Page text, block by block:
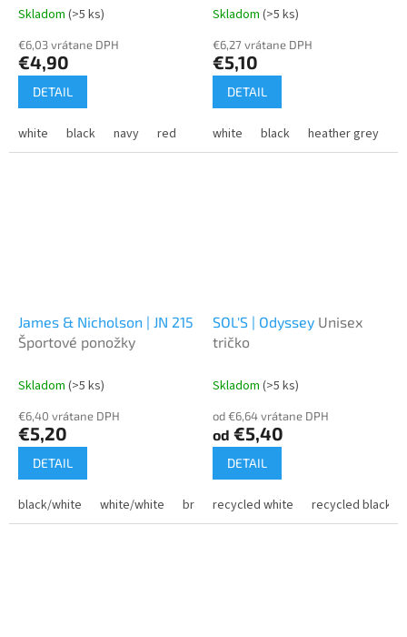
Skladom (>5 ks)
€6,03 vrátane DPH
€4,90
DETAIL
white black navy red green royal yellow orange
Skladom (>5 ks)
€6,27 vrátane DPH
€5,10
DETAIL
white black heather grey
James & Nicholson | JN 215
Športové ponožky
Skladom (>5 ks)
€6,40 vrátane DPH
€5,20
DETAIL
black/white white/white bright blue/white
SOL'S | Odyssey Unisex
tričko
Skladom (>5 ks)
od €6,64 vrátane DPH
od €5,40
DETAIL
recycled white recycled black